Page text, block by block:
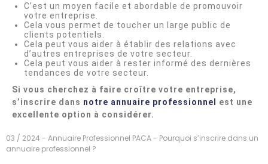
C’est un moyen facile et abordable de promouvoir
votre entreprise.
Cela vous permet de toucher un large public de
clients potentiels.
Cela peut vous aider à établir des relations avec
d’autres entreprises de votre secteur.
Cela peut vous aider à rester informé des dernières
tendances de votre secteur.
Si vous cherchez à faire croître votre entreprise,
s’inscrire dans notre annuaire professionnel est une
excellente option à considérer.
03 / 2024 - Annuaire Professionnel PACA - Pourquoi s’inscrire dans un
annuaire professionnel ?